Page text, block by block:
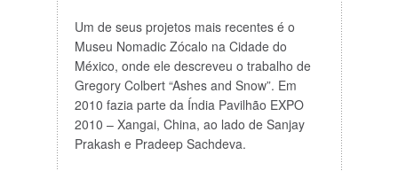
Um de seus projetos mais recentes é o
Museu Nomadic Zócalo na Cidade do
México, onde ele descreveu o trabalho de
Gregory Colbert “Ashes and Snow”. Em
2010 fazia parte da Índia Pavilhão EXPO
2010 – Xangai, China, ao lado de Sanjay
Prakash e Pradeep Sachdeva.